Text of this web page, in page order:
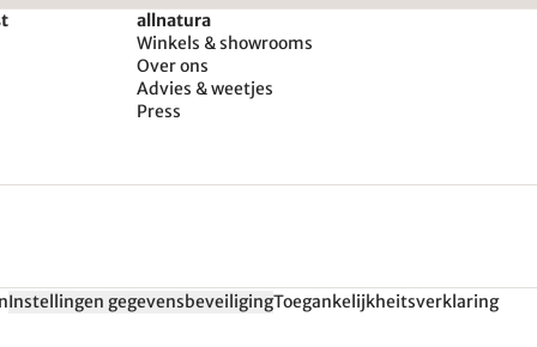
allnatura
Winkels & showrooms
Over ons
Advies & weetjes
Press
Instellingen gegevensbeveiligingToegankelijkheitsverklaring